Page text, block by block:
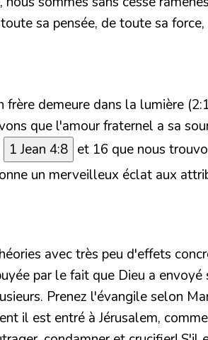
sa pensée, de toute sa
demeure dans la lumière
que l'amour fraternel a sa
1 Jean 4:8 et 16 que nous
un merveilleux éclat aux
avec très peu d'effets
par le fait que Dieu a
Prenez l'évangile selon
il est entré à Jérusalem,